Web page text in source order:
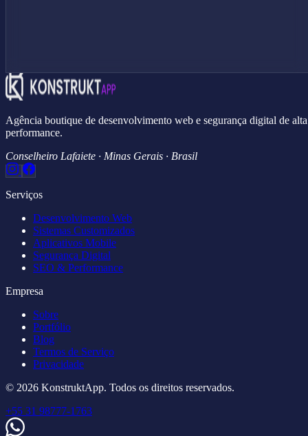
Agência boutique de desenvolvimento web e segurança digital de alta
performance.
Conselheiro Lafaiete · Minas Gerais · Brasil
Serviços
Desenvolvimento Web
Sistemas Customizados
Aplicativos Mobile
Segurança Digital
SEO & Performance
Empresa
Sobre
Portfólio
Blog
Termos de Serviço
Privacidade
© 2026 KonstruktApp. Todos os direitos reservados.
+55 31 98777-1763